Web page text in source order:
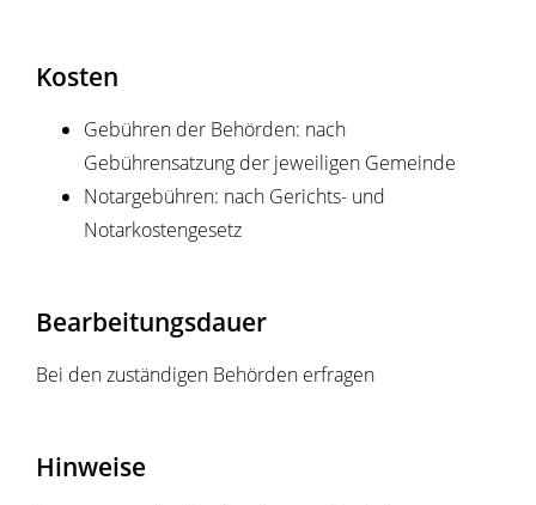
Kosten
Gebühren der Behörden: nach
Gebührensatzung der jeweiligen Gemeinde
Notargebühren: nach Gerichts- und
Notarkostengesetz
Bearbeitungsdauer
Bei den zuständigen Behörden erfragen
Hinweise